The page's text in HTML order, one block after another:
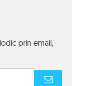
prin email,